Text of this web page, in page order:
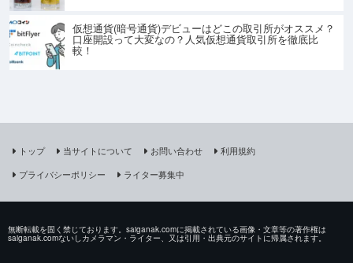
仮想通貨(暗号通貨)デビューはどこの取引所がオススメ？
口座開設って大変なの？人気仮想通貨取引所を徹底比
較！
トップ 当サイトについて お問い合わせ
利用規約
プライバシーポリシー
ライター募集中
無断転載を固く禁じております。saiganak.comに掲載されている画像・文章等の著作権は
saiganak.comないしカメラマン・ライター、又は引用・出典元のサイトに帰属されます。